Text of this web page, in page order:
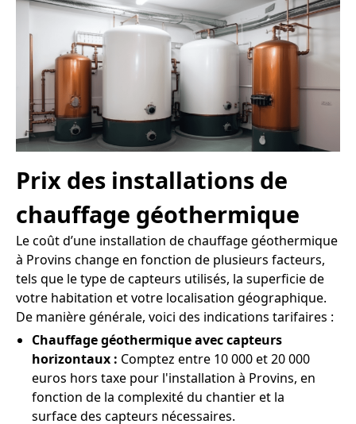
Prix des installations de
chauffage géothermique
Le coût d’une installation de chauffage géothermique
à Provins change en fonction de plusieurs facteurs,
tels que le type de capteurs utilisés, la superficie de
votre habitation et votre localisation géographique.
De manière générale, voici des indications tarifaires :
Chauffage géothermique avec capteurs
horizontaux : Comptez entre 10 000 et 20 000
euros hors taxe pour l'installation à Provins, en
fonction de la complexité du chantier et la
surface des capteurs nécessaires.